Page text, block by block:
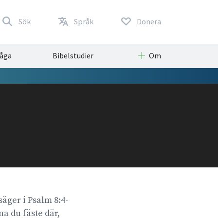
Sök Språk Donera
Bibelstudier Om
i Psalm 8:4-
du fäste där,